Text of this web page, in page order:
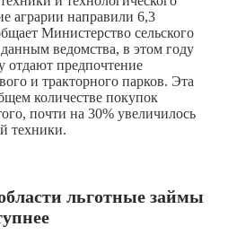
аграрии направили 6,3
Министерство сельского
ведомства, в этом году
отдают предпочтение
и тракторного парков. Эта
количестве покупок
почти на 30% увеличилось
техники.
льготные займы